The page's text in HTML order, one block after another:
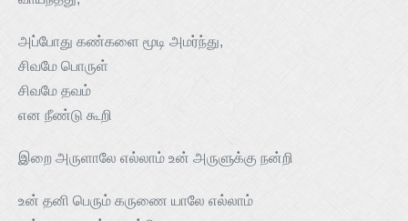
அப்போது கண்களை மூடி அமர்ந்து,
சிவமே பொருள்
சிவமே தவம்
என நீண்டு கூறி
இறை அருளாலே எல்லாம் உன் அருளுக்கு நன்றி
உன் தனி பெரும் கருணை யாலே எல்லாம்